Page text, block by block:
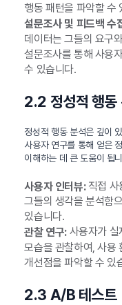
행동 패턴을 파악할 수
설문조사 및 피드백 수
데이터는 그들의 요구
설문조사를 통해 사용
수 있습니다.
2.2 정성적 행동
정성적 행동 분석은 깊이
사용자 연구를 통해 얻은
이해하는 데 큰 도움이 됩
사용자 인터뷰:직접 사
그들의 생각을 분석함
있습니다.
관찰 연구:사용자가 실
모습을 관찰하여, 사용
개선점을 파악할 수 있
2.3 A/B 테스트